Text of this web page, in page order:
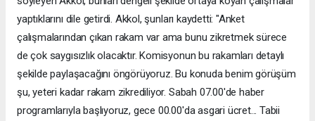
yaptıklarını dile getirdi. Akkol, şunları kaydetti: "Anket
çalışmalarından çıkan rakam var ama bunu zikretmek sürece
de çok saygısızlık olacaktır. Komisyonun bu rakamları detaylı
şekilde paylaşacağını öngörüyoruz. Bu konuda benim görüşüm
şu, yeteri kadar rakam zikrediliyor. Sabah 07.00'de haber
programlarıyla başlıyoruz, gece 00.00'da asgari ücret... Tabii